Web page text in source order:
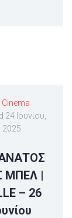
Cinema
24 Ιουνίου,
2025
ΜΠΕΛ |
– 26